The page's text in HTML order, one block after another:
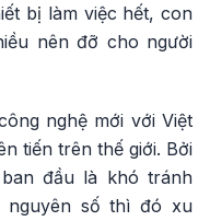
bị làm việc hết, con
nên đỡ cho người
nghệ mới với Việt
tiến trên thế giới. Bởi
đầu là khó tránh
nguyên số thì đó xu